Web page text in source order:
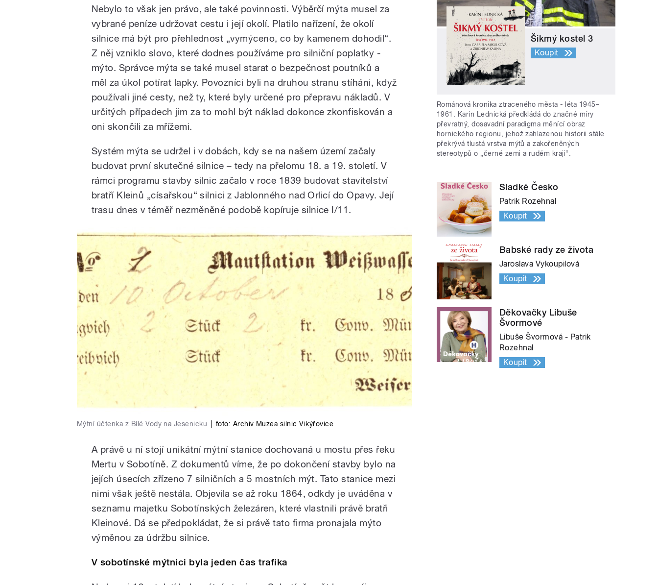
Nebylo to však jen právo, ale také povinnosti. Výběrčí mýta musel za
vybrané peníze udržovat cestu i její okolí. Platilo nařízení, že okolí
silnice má být pro přehlednost „vymýceno, co by kamenem dohodil“.
Z něj vzniklo slovo, které dodnes používáme pro silniční poplatky -
mýto. Správce mýta se také musel starat o bezpečnost poutníků a
měl za úkol potírat lapky. Povozníci byli na druhou stranu stíháni, když
používali jiné cesty, než ty, které byly určené pro přepravu nákladů. V
určitých případech jim za to mohl být náklad dokonce zkonfiskován a
oni skončili za mřížemi.
Systém mýta se udržel i v dobách, kdy se na našem území začaly
budovat první skutečné silnice – tedy na přelomu 18. a 19. století. V
rámci programu stavby silnic začalo v roce 1839 budovat stavitelství
bratří Kleinů „císařskou“ silnici z Jablonného nad Orlicí do Opavy. Její
trasu dnes v téměř nezměněné podobě kopíruje silnice I/11.
Mýtní účtenka z Bílé Vody na Jesenicku foto: Archiv Muzea silnic Vikýřovice
A právě u ní stojí unikátní mýtní stanice dochovaná u mostu přes řeku
Mertu v Sobotíně. Z dokumentů víme, že po dokončení stavby bylo na
jejích úsecích zřízeno 7 silničních a 5 mostních mýt. Tato stanice mezi
nimi však ještě nestála. Objevila se až roku 1864, odkdy je uváděna v
seznamu majetku Sobotínských železáren, které vlastnili právě bratři
Kleinové. Dá se předpokládat, že si právě tato firma pronajala mýto
výměnou za údržbu silnice.
V sobotínské mýtnici byla jeden čas trafika
Šikmý kostel 3
Koupit
Románová kronika ztraceného města - léta 1945–
1961. Karin Lednická předkládá do značné míry
převratný, dosavadní paradigma měnící obraz
hornického regionu, jehož zahlazenou historii stále
překrývá tlustá vrstva mýtů a zakořeněných
stereotypů o „černé zemi a rudém kraji“.
Sladké Česko
Patrik Rozehnal
Koupit
Babské rady ze života
Jaroslava Vykoupilová
Koupit
Děkovačky Libuše
Švormové
Libuše Švormová - Patrik
Rozehnal
Koupit